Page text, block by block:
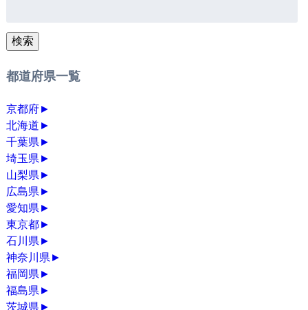
検索
都道府県一覧
京都府►
北海道 ►
千葉県 ►
埼玉県 ►
山梨県 ►
広島県 ►
愛知県 ►
東京都►
石川県 ►
神奈川県 ►
福岡県 ►
福島県 ►
茨城県 ►